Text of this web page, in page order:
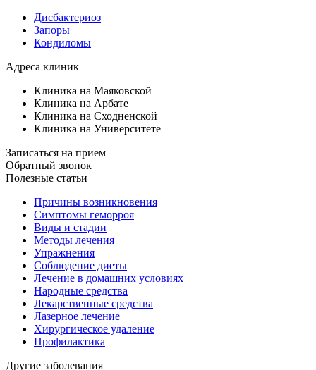
Дисбактериоз
Запоры
Кондиломы
Адреса клиник
Клиника на Маяковской
Клиника на Арбате
Клиника на Сходненской
Клиника на Университете
Записаться на прием
Обратный звонок
Полезные статьи
Причины возникновения
Симптомы геморроя
Виды и стадии
Методы лечения
Упражнения
Соблюдение диеты
Лечение в домашних условиях
Народные средства
Лекарственные средства
Лазерное лечение
Хирургическое удаление
Профилактика
Другие заболевания